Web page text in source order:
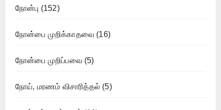
நோன்பு (152)
நோன்பை முறிக்காதவை (16)
நோன்பை முறிப்பவை(5)
நோய், மரணம் விசாரித்தல் (5)